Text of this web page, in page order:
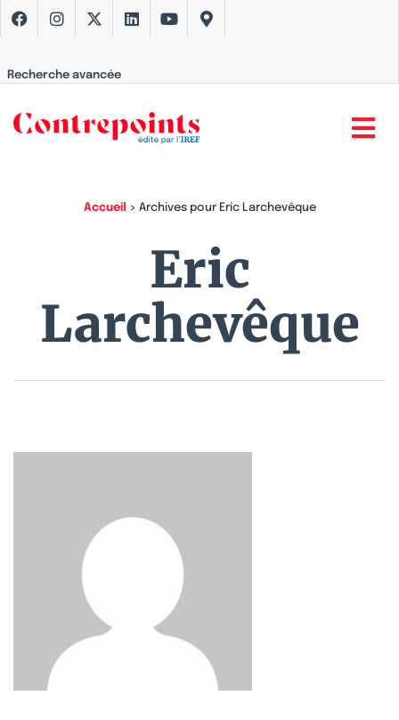
Recherche avancée
Accueil > Archives pour Eric Larchevêque
Eric
Larchevêque